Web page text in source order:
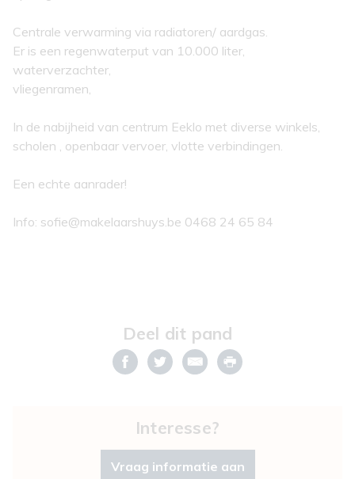
Centrale verwarming via radiatoren/ aardgas.
Er is een regenwaterput van 10.000 liter,
waterverzachter,
vliegenramen,
In de nabijheid van centrum Eeklo met diverse winkels,
scholen , openbaar vervoer, vlotte verbindingen.
Een echte aanrader!
Info: sofie@makelaarshuys.be 0468 24 65 84
Deel dit pand
Interesse?
Vraag informatie aan